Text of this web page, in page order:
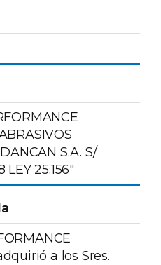
S.A. S/
LEY 25.156"
a los Sres.